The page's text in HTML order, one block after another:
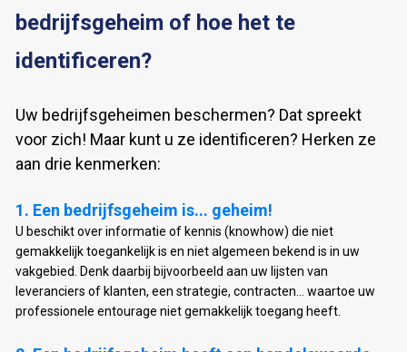
bedrijfsgeheim of hoe het te
identificeren?
Uw bedrijfsgeheimen beschermen? Dat spreekt
voor zich! Maar kunt u ze identificeren? Herken ze
aan drie kenmerken:
1. Een bedrijfsgeheim is... geheim!
U beschikt over informatie of kennis (knowhow) die niet
gemakkelijk toegankelijk is en niet algemeen bekend is in uw
vakgebied. Denk daarbij bijvoorbeeld aan uw lijsten van
leveranciers of klanten, een strategie, contracten... waartoe uw
professionele entourage niet gemakkelijk toegang heeft.